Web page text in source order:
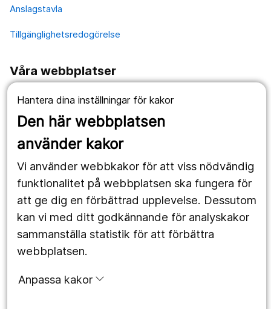
Hantera dina inställningar för kakor
Den här webbplatsen
använder kakor
Vi använder webbkakor för att viss nödvändig
funktionalitet på webbplatsen ska fungera för
att ge dig en förbättrad upplevelse. Dessutom
kan vi med ditt godkännande för analyskakor
sammanställa statistik för att förbättra
webbplatsen.
Anpassa kakor
Anslagstavla
Tillgänglighetsredogörelse
Våra webbplatser
Länstrafiken
Vårdgivare
Utveckling
Följ oss
Facebook
work_outlineLinkedIn